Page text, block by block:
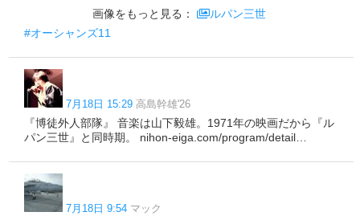
画像をもっと見る：
ルパン三世
#オーシャンズ11
7月18日 15:29 高島幹雄'26
『博徒外人部隊』 音楽は山下毅雄。1971年の映画だから『ル
パン三世』と同時期。 nihon-eiga.com/program/detail…
7月18日 9:54 マック